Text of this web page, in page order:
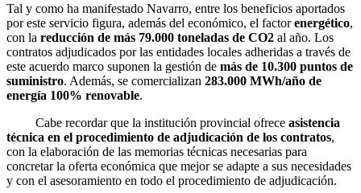
Tal y como ha manifestado Navarro, entre los beneficios aportados
por este servicio figura, además del económico, el factorenergético,
con la reducción de más 79.000 toneladas de CO2 al año. Los
contratos adjudicados por las entidades locales adheridas a través de
este acuerdo marco suponen la gestión de más de 10.300 puntos de
suministro. Además, se comercializan 283.000 MWh/año de
energía 100% renovable.
Cabe recordar que la institución provincial ofrece asistencia
técnica en el procedimiento de adjudicación de los contratos,
con la elaboración de las memorias técnicas necesarias para
concretar la oferta económica que mejor se adapte a sus necesidades
y con el asesoramiento en todo el procedimiento de adjudicación.